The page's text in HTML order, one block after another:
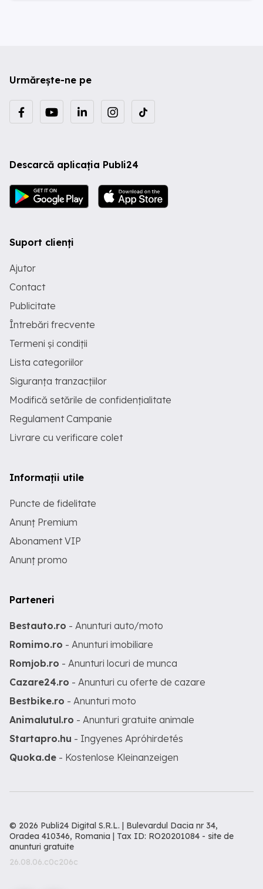
Urmărește-ne pe
Descarcă aplicația Publi24
Suport clienți
Ajutor
Contact
Publicitate
Întrebări frecvente
Termeni și condiții
Lista categoriilor
Siguranța tranzacțiilor
Modifică setările de confidențialitate
Regulament Campanie
Livrare cu verificare colet
Informații utile
Puncte de fidelitate
Anunț Premium
Abonament VIP
Anunț promo
Parteneri
Bestauto.ro - Anunturi auto/moto
Romimo.ro - Anunturi imobiliare
Romjob.ro - Anunturi locuri de munca
Cazare24.ro - Anunturi cu oferte de cazare
Bestbike.ro - Anunturi moto
Animalutul.ro - Anunturi gratuite animale
Startapro.hu - Ingyenes Apróhirdetés
Quoka.de - Kostenlose Kleinanzeigen
© 2026 Publi24 Digital S.R.L. | Bulevardul Dacia nr 34,
Oradea 410346, Romania | Tax ID: RO20201084 - site de
anunturi gratuite
26.08.06.c0c206c